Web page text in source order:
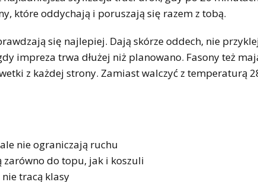
które oddychają i poruszają się razem z tobą.
się najlepiej. Dają skórze oddech, nie
impreza trwa dłużej niż planowano. Fasony też
z każdej strony. Zamiast walczyć z temperaturą
nie ograniczają ruchu
do topu, jak i koszuli
tracą klasy